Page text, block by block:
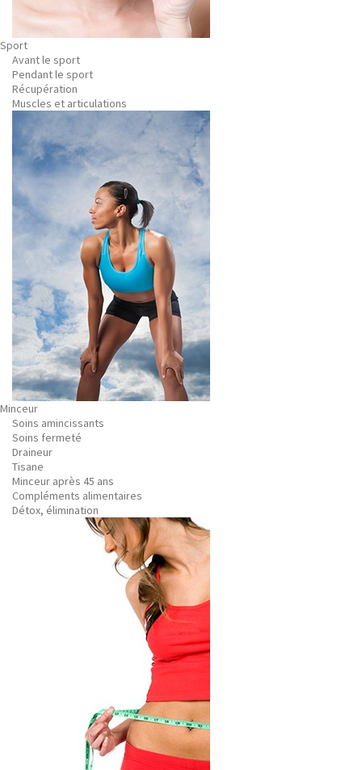
Sport
Avant le sport
Pendant le sport
Récupération
Muscles et articulations
Minceur
Soins amincissants
Soins fermeté
Draineur
Tisane
Minceur après 45 ans
Compléments alimentaires
Détox, élimination